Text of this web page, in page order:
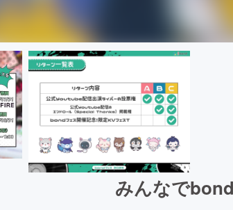
みんなで